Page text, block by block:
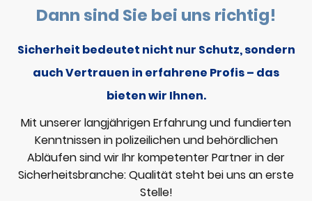
Dann sind Sie bei uns richtig!
Sicherheit bedeutet nicht nur Schutz, sondern
auch Vertrauen in erfahrene Profis – das
bieten wir Ihnen.
Mit unserer langjährigen Erfahrung und fundierten
Kenntnissen in polizeilichen und behördlichen
Abläufen sind wir Ihr kompetenter Partner in der
Sicherheitsbranche: Qualität steht bei uns an erste
Stelle!